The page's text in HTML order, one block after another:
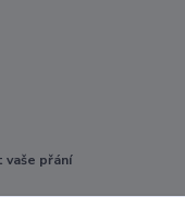
vaše přání